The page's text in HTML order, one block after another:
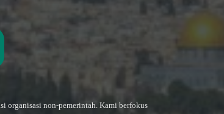
organisasi non-pemerintah. Kami berfokus